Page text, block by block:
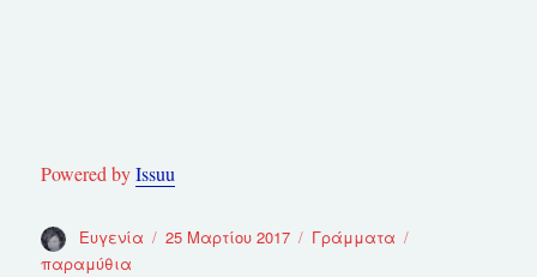
Powered byIssuu
Συντάκτης
Ευγενία
Δημοσιεύτηκε
25 Μαρτίου 2017 Κατηγορίες
Γράμματα
παραμύθια